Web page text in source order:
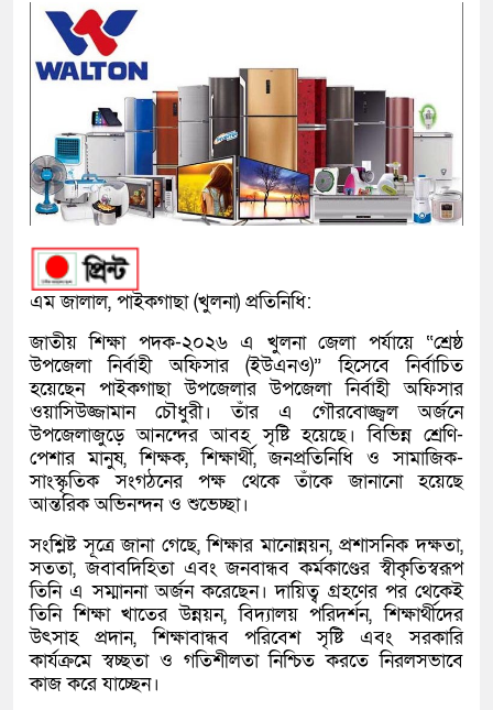
এম জালাল, পাইকগাছা (খুলনা) প্রতিনিধি:
জাতীয় শিক্ষা পদক-২০২৬ এ খুলনা জেলা পর্যায়ে “শ্রেষ্ঠ
উপজেলা নির্বাহী অফিসার (ইউএনও)” হিসেবে নির্বাচিত
হয়েছেন পাইকগাছা উপজেলার উপজেলা নির্বাহী অফিসার
ওয়াসিউজ্জামান চৌধুরী। তাঁর এ গৌরবোজ্জ্বল অর্জনে
উপজেলাজুড়ে আনন্দের আবহ সৃষ্টি হয়েছে। বিভিন্ন শ্রেণি-
পেশার মানুষ, শিক্ষক, শিক্ষার্থী, জনপ্রতিনিধি ও সামাজিক-
সাংস্কৃতিক সংগঠনের পক্ষ থেকে তাঁকে জানানো হয়েছে
আন্তরিক অভিনন্দন ও শুভেচ্ছা।
সংশ্লিষ্ট সূত্রে জানা গেছে, শিক্ষার মানোন্নয়ন, প্রশাসনিক দক্ষতা,
সততা, জবাবদিহিতা এবং জনবান্ধব কর্মকাণ্ডের স্বীকৃতিস্বরূপ
তিনি এ সম্মাননা অর্জন করেছেন। দায়িত্ব গ্রহণের পর থেকেই
তিনি শিক্ষা খাতের উন্নয়ন, বিদ্যালয় পরিদর্শন, শিক্ষার্থীদের
উৎসাহ প্রদান, শিক্ষাবান্ধব পরিবেশ সৃষ্টি এবং সরকারি
কার্যক্রমে স্বচ্ছতা ও গতিশীলতা নিশ্চিত করতে নিরলসভাবে
কাজ করে যাচ্ছেন।